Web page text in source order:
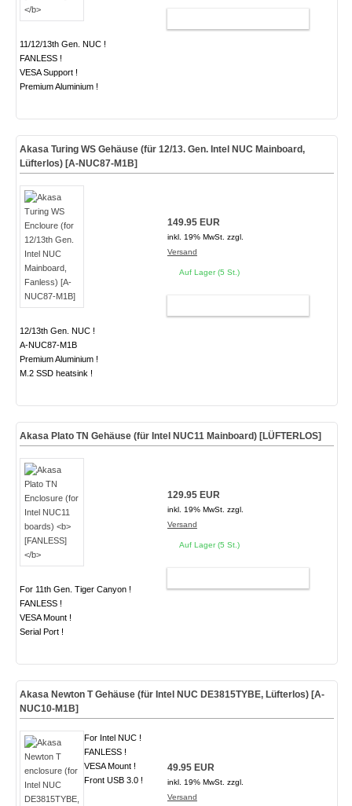
11/12/13th Gen. NUC !
FANLESS !
VESA Support !
Premium Aluminium !
Akasa Turing WS Gehäuse (für 12/13. Gen. Intel NUC Mainboard,
Lüfterlos) [A-NUC87-M1B]
12/13th Gen. NUC !
A-NUC87-M1B
Premium Aluminium !
M.2 SSD heatsink !
149.95 EUR
inkl. 19% MwSt. zzgl.
Versand
Auf Lager (5 St.)
Akasa Plato TN Gehäuse (für Intel NUC11 Mainboard) [LÜFTERLOS]
For 11th Gen. Tiger Canyon !
FANLESS !
VESA Mount !
Serial Port !
129.95 EUR
inkl. 19% MwSt. zzgl.
Versand
Auf Lager (5 St.)
Akasa Newton T Gehäuse (für Intel NUC DE3815TYBE, Lüfterlos) [A-
NUC10-M1B]
For Intel NUC !
FANLESS !
VESA Mount !
Front USB 3.0 !
49.95 EUR
inkl. 19% MwSt. zzgl.
Versand